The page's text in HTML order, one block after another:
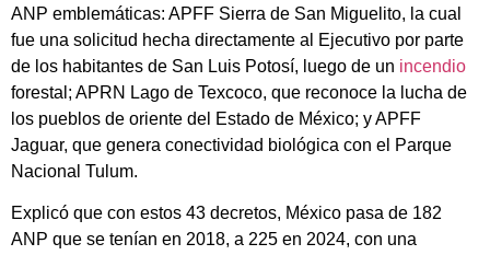
ANP emblemáticas: APFF Sierra de San Miguelito, la cual
fue una solicitud hecha directamente al Ejecutivo por parte
de los habitantes de San Luis Potosí, luego de un incendio
forestal; APRN Lago de Texcoco, que reconoce la lucha de
los pueblos de oriente del Estado de México; y APFF
Jaguar, que genera conectividad biológica con el Parque
Nacional Tulum.
Explicó que con estos 43 decretos, México pasa de 182
ANP que se tenían en 2018, a 225 en 2024, con una